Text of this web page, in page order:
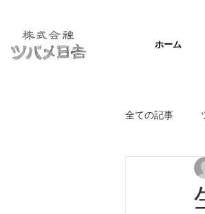
ホーム
全ての記事